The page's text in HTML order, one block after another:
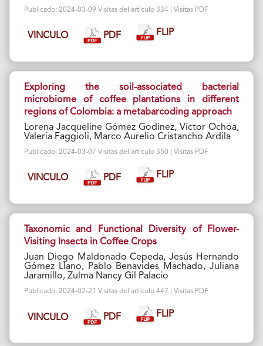
Publicado: 2024-03-09 Visitas del artículo 334 | Visitas PDF
VINCULO PDF FLIP
Exploring the soil-associated bacterial
microbiome of coffee plantations in different
regions of Colombia: a metabarcoding approach
Lorena Jacqueline Gómez Godínez, Víctor Ochoa,
Valeria Faggioli, Marco Aurelio Cristancho Ardila
Publicado: 2024-03-07 Visitas del artículo 350 | Visitas PDF
VINCULO PDF FLIP
Taxonomic and Functional Diversity of Flower-
Visiting Insects in Coffee Crops
Juan Diego Maldonado Cepeda, Jesús Hernando
Gómez Llano, Pablo Benavides Machado, Juliana
Jaramillo, Zulma Nancy Gil Palacio
Publicado: 2024-02-21 Visitas del artículo 447 | Visitas PDF
VINCULO PDF FLIP